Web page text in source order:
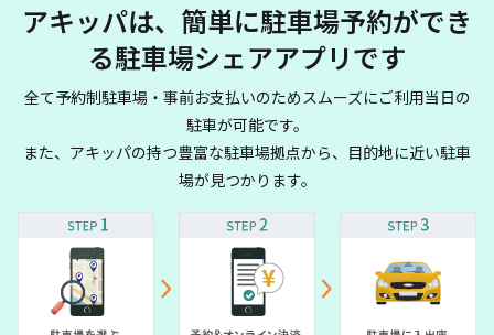
アキッパは、簡単に駐車場予約ができ
る駐車場シェアアプリです
全て予約制駐車場・事前お支払いのためスムーズにご利用当日の
駐車が可能です。
また、アキッパの持つ豊富な駐車場拠点から、目的地に近い駐車
場が見つかります。